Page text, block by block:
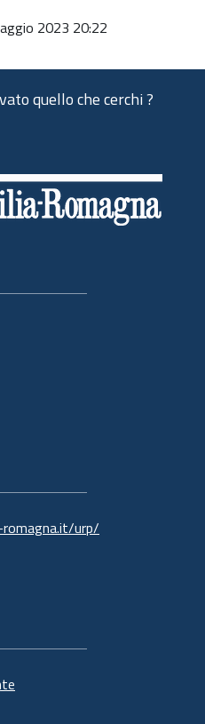
2023 20:22
quello che cerchi ?
romagna.it/urp/